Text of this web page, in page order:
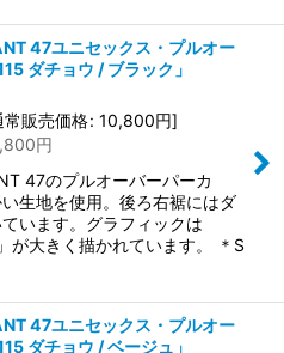
47ユニセックス・プルオー
ダチョウ / ブラック」
常販売価格: 10,800円]
円
47のプルオーバーパーカ
生地を使用。後ろ右裾にはダ
います。グラフィックは
が大きく描かれています。 ＊S
47ユニセックス・プルオー
ダチョウ / ベージュ」